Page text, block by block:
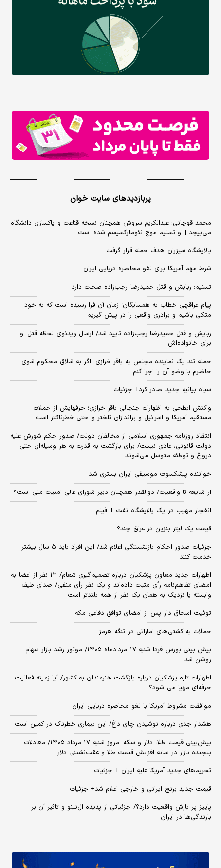
پربازدیدهای سایت خوان
محمد قوچانی: عبدالکریم سروش همچنان نسخه قناعت و پاکسازی دانشگاه
می‌پیچد | او تسلیم موج نئومارکسیسم شده است
پالایشگاه سیزران هدف حمله قرار گرفت
شرط مهم آمریکا برای لغو محاصره دریایی ایران
تسنیم: ربایش و قتل حمیدرضا رجب‌زاده صحت دارد
پیام عراقچی خطاب به همسایگان؛ زمان آن فرا رسیده است که به خود
متکی باشیم و برادری واقعی را در پیش گیریم
ربایش و قتل حمیدرضا رجب‌زاده تایید شد/ ارسال ویدئوی لحظه قتل او
برای خانواده‌اش
حمله تند یک نماینده مجلس به باقر خرازی: اگر به شلاق محکوم شوی
حاضرم با وضو آن را اجرا کنم
سپاه بیانیه جدید صادر کرد+ جزئیات
واکنش ابطحی به اظهارات جنجالی باقر خرازی؛ حرفهایش از حملات
مستقیم آمریکا و اسرائیل و براندازان تلختر و حتی خطرناکتر است
انتقاد روزنامه جمهوری اسلامی از مخالفان دولت/ صدور حکم شورش علیه
دولت قانونی، عادی نیست/ برای بازگشت به قدرت به هر وسیله‌ای حتی
دروغ و توطئه متوسل می‌شوند
خواننده پیشکسوت موسیقی ایران بستری شد
از شایعه تا واقعیت/ ذوالقدر همچنان دبیر شورای ‌عالی امنیت ملی است؟
انفجار مهیب در یک پالایشگاه نفت + فیلم
قیمت یک لیتر بنزین در عراق چند؟
جزئیات صدور احکام بازنشستگی اعلام شد/ این افراد باید ۵ سال بیشتر
خدمت کنند
اظهارات جدید معاون پزشکیان درباره تصمیم‌گیری شعام/ ۱۲ نفر از اعضا به
امضای تفاهم‌نامه رأی مثبت داده‌اند و یک نفر رأی منفی/ صدای طیف
وابسته یا نزدیک به همان یک نفر از همه بلندتر است
توئیت اسحاق دار پس از امضای توافق دفاعی مکه
حملات به کشتی‌های اماراتی در تنگه هرمز
پیش بینی بورس فردا شنبه ۱۷ مردادماه ۱۴۰۵/ موتور رشد بازار سهام
روشن شد
اظهارات تازه پزشکیان درباره بازگشت هنرمندان به کشور/ آیا زمینه فعالیت
حرفه‌ای مهیا می شود؟
موافقت مشروط آمریکا با لغو محاصره دریایی ایران
هشدار جدی درباره نوشیدن چای داغ/ این بیماری خطرناک در کمین است
پیش‌بینی قیمت طلا، دلار و سکه امروز شنبه ۱۷ مرداد ۱۴۰۵/ معادلات
پیچیده بازار در سایه افزایش قیمت طلا و عقب‌نشینی دلار
تحریم‌های جدید آمریکا علیه ایران + جزئیات
قیمت جدید برنج ایرانی و خارجی اعلام شد+ جزئیات
پاییز پر بارش واقعیت دارد؟/ جزئیاتی از پدیده ال‌نینو و تاثیر آن بر
بارندگی‌ها در ایران